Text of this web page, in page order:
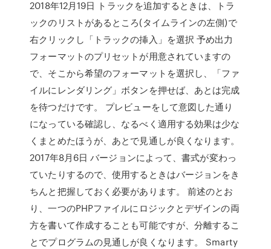
2018年12月19日 トラックを追加するときは、トラ
ックのリストがあるところ(タイムラインの左側)で
右クリックし「トラックの挿入」を選択 予め出力
フォーマットのプリセットが用意されていますの
で、そこから希望のフォーマットを選択し、「ファ
イルにレンダリング」ボタンを押せば、あとは完成
を待つだけです。 プレビューをして意図した通り
になっている確認し、なるべく適用する効果は少な
くまとめたほうが、あとで見通しが良くなります。
2017年8月6日 バージョンによって、書式が変わっ
ていたりするので、使用するときはバージョンをき
ちんと把握しておく必要があります。 前述のとお
り、一つのPHPファイルにロジックとデザインの両
方を書いて作成することも可能ですが、分離するこ
とでプログラムの見通しが良くなります。 Smarty